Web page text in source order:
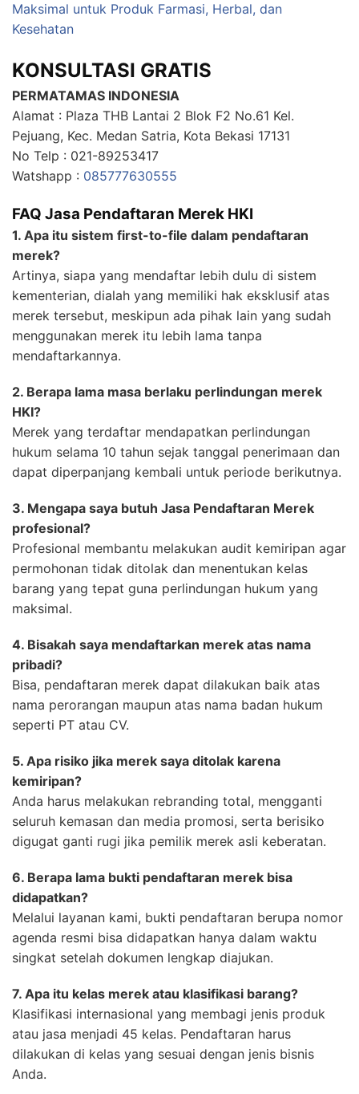
Maksimal untuk Produk Farmasi, Herbal, dan
Kesehatan
KONSULTASI GRATIS
PERMATAMAS INDONESIA
Alamat : Plaza THB Lantai 2 Blok F2 No.61 Kel.
Pejuang, Kec. Medan Satria, Kota Bekasi 17131
No Telp : 021-89253417
Watshapp : 085777630555
FAQ Jasa Pendaftaran Merek HKI
1. Apa itu sistem first-to-file dalam pendaftaran
merek?
Artinya, siapa yang mendaftar lebih dulu di sistem
kementerian, dialah yang memiliki hak eksklusif atas
merek tersebut, meskipun ada pihak lain yang sudah
menggunakan merek itu lebih lama tanpa
mendaftarkannya.
2. Berapa lama masa berlaku perlindungan merek
HKI?
Merek yang terdaftar mendapatkan perlindungan
hukum selama 10 tahun sejak tanggal penerimaan dan
dapat diperpanjang kembali untuk periode berikutnya.
3. Mengapa saya butuh Jasa Pendaftaran Merek
profesional?
Profesional membantu melakukan audit kemiripan agar
permohonan tidak ditolak dan menentukan kelas
barang yang tepat guna perlindungan hukum yang
maksimal.
4. Bisakah saya mendaftarkan merek atas nama
pribadi?
Bisa, pendaftaran merek dapat dilakukan baik atas
nama perorangan maupun atas nama badan hukum
seperti PT atau CV.
5. Apa risiko jika merek saya ditolak karena
kemiripan?
Anda harus melakukan rebranding total, mengganti
seluruh kemasan dan media promosi, serta berisiko
digugat ganti rugi jika pemilik merek asli keberatan.
6. Berapa lama bukti pendaftaran merek bisa
didapatkan?
Melalui layanan kami, bukti pendaftaran berupa nomor
agenda resmi bisa didapatkan hanya dalam waktu
singkat setelah dokumen lengkap diajukan.
7. Apa itu kelas merek atau klasifikasi barang?
Klasifikasi internasional yang membagi jenis produk
atau jasa menjadi 45 kelas. Pendaftaran harus
dilakukan di kelas yang sesuai dengan jenis bisnis
Anda.